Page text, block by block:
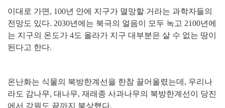
이대로 가면 , 100년 안에 지구가 멸망할 거라는 과학자들의
전망도 있다. 2030년에는 북극의 얼음이 모두 녹고 2100년에
는 지구의 온도가 4도 올라가 지구 대부분은 살 수 없는 땅이
된다고 한다.
온난화는 식물의 북방한계선을 한참 끌어올렸는데 , 우리나
라도 감나무, 대나무, 재래종 사과나무의 북방한계선이 당진
에서 강원도 끝까지 북상했다.